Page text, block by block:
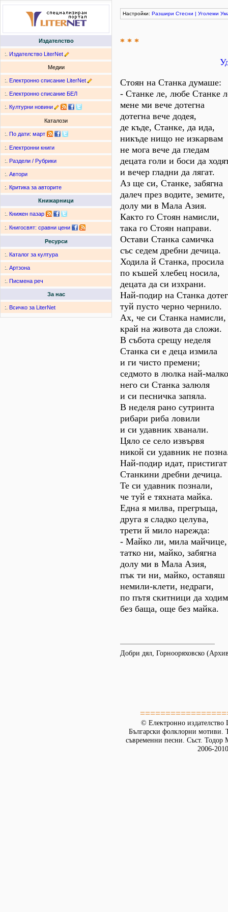
Издателство
:. Издателство LiterNet
Медии
:. Електронно списание LiterNet
:. Електронно списание БЕЛ
:. Културни новини
Каталози
:. По дати: март
:. Електронни книги
:. Раздели / Рубрики
:. Автори
:. Критика за авторите
Книжарници
:. Книжен пазар
:. Книгосвят: сравни цени
Ресурси
:. Каталог за култура
:. Артзона
:. Писмена реч
За нас
:. Всичко за LiterNet
Настройки: Разшири Стесни | Уголеми
* * *
Стоян на Станка думаше:
- Станке ле, любе Станке
мене ми вече дотегна
дотегна вече додея,
де къде, Станке, да ида,
никъде нищо не изкарвам
не мога вече да гледам
децата голи и боси да
и вечер гладни да лягат.
Аз ще си, Станке, забягна
далеч през водите, земите,
долу ми в Мала Азия.
Както го Стоян намисли,
така го Стоян направи.
Остави Станка самичка
със седем дребни дечица.
Ходила й Станка, просила
по къшей хлебец носила,
децата да си изхрани.
Най-подир на Станка
туй пусто черно чернило.
Ах, че си Станка намисли,
край на живота да сложи.
В събота срещу неделя
Станка си е деца измила
и ги чисто премени;
седмото в люлка най-малко
него си Станка залюля
и си песничка запяла.
В неделя рано сутринта
рибари риба ловили
и си удавник хванали.
Цяло се село извървя
никой си удавник не
Най-подир идат, пристигат
Станкини дребни дечица.
Те си удавник познали,
че туй е тяхната майка.
Една я милва, прегръща,
друга я сладко целува,
трети й мило нарежда:
- Майко ли, мила майчице,
татко ни, майко, забягна
долу ми в Мала Азия,
пък ти ни, майко, оставяш
немили-клети, недраги,
по пътя скитници да ходим
без баща, още без майка.
Добри дял, Горнооряховско
© Електронно издателство
Български фолклорни мотиви.
съвременни песни. Съст.
2006-